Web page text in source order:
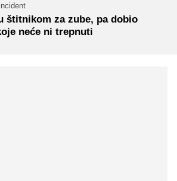
štitnikom za zube, pa dobio
neće ni trepnuti